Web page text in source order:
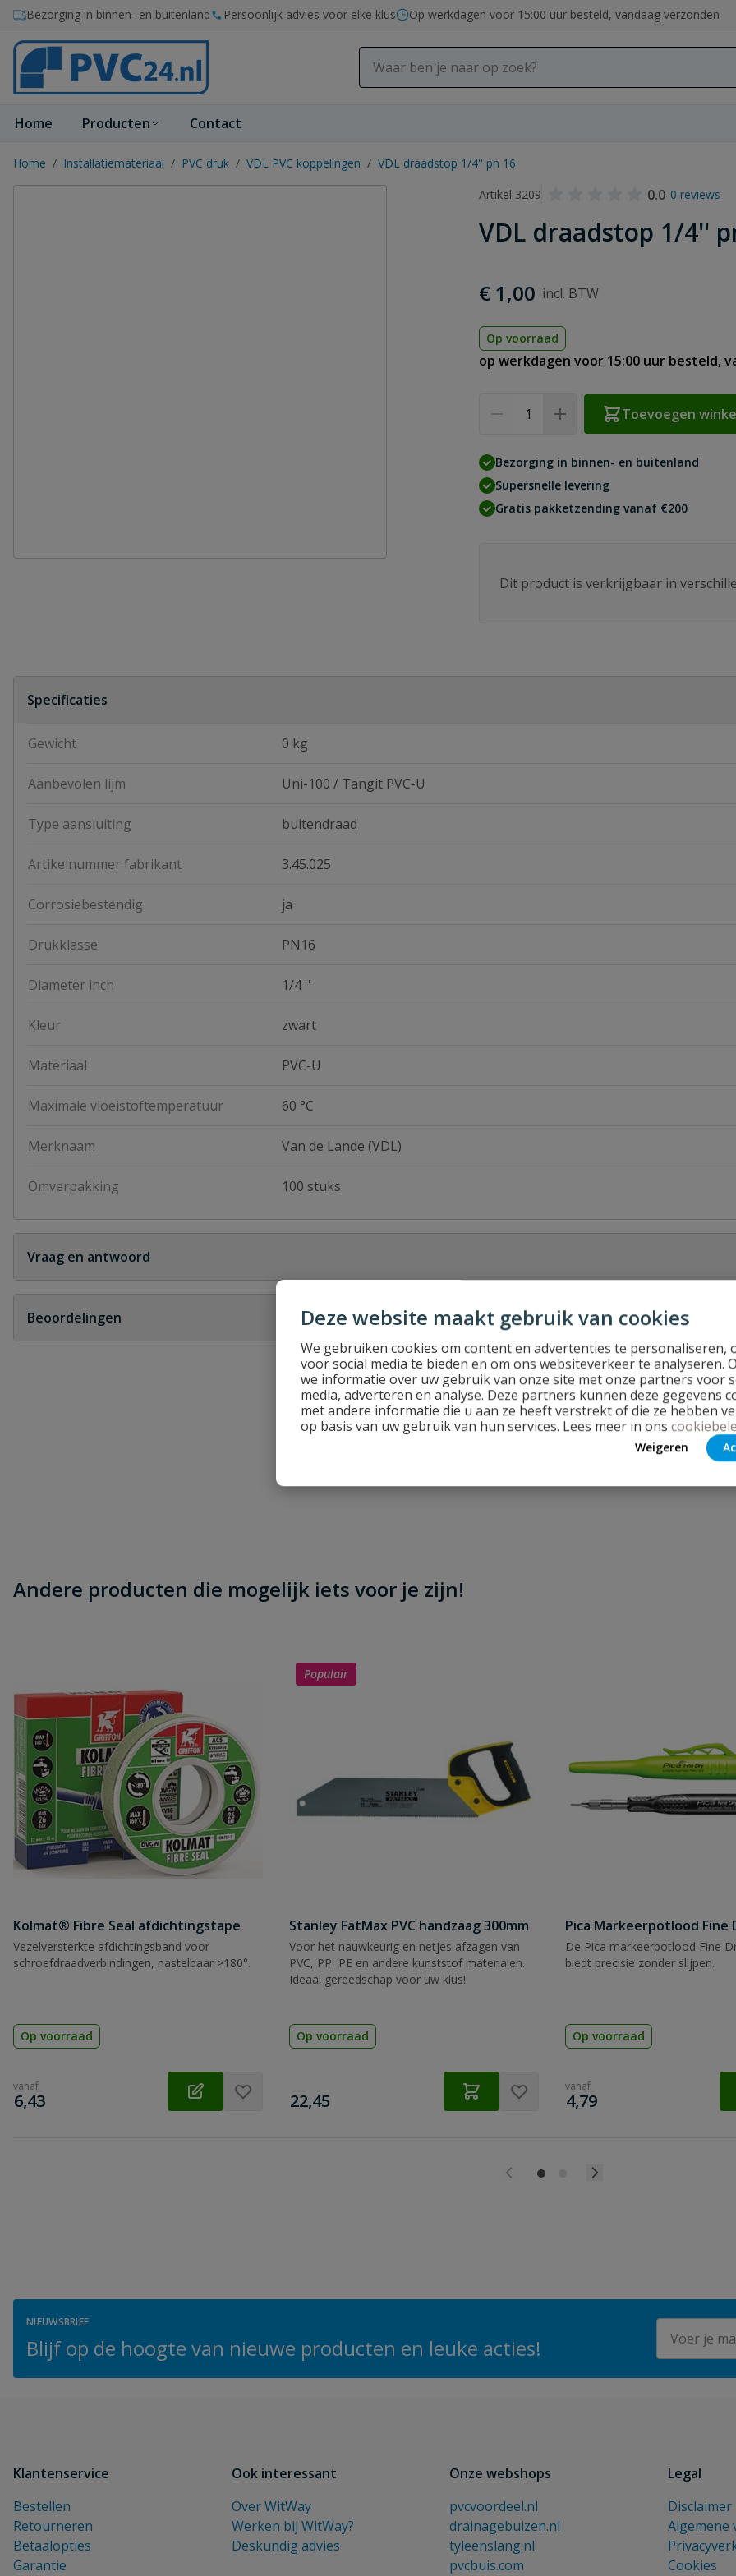
Deze website maakt gebruik van cookies
We gebruiken cookies om content en advertenties te personaliseren,
voor social media te bieden en om ons websiteverkeer te analyseren.
we informatie over uw gebruik van onze site met onze partners voor
media, adverteren en analyse. Deze partners kunnen deze gegevens
met andere informatie die u aan ze heeft verstrekt of die ze hebben
op basis van uw gebruik van hun services. Lees meer in ons
Weigeren
Ga naar de inhoud
Bezorging in binnen- en buitenland Persoonlijk advies voor elke klus Op werkdagen voor 15:00 uur besteld, vandaag verzonden
Home Producten Contact
Home / Installatiemateriaal / PVC druk / VDL PVC koppelingen / VDL draadstop 1/4'' pn 16
Artikel 3209
0.0-0 reviews
VDL draadstop 1/4''
€ 1,00
Op voorraad
op werkdagen voor 15:00 uur besteld,
Toevoegen
Bezorging in binnen- en buitenland
Supersnelle levering
Gratis pakketzending vanaf €200
Dit product is verkrijgbaar in
Specificaties
Gewicht 0 kg
Aanbevolen lijm Uni-100 / Tangit PVC-U
Type aansluiting buitendraad
Artikelnummer fabrikant 3.45.025
Corrosiebestendig ja
Drukklasse PN16
Diameter inch 1/4 ''
Kleur zwart
Materiaal PVC-U
Maximale vloeistoftemperatuur 60 °C
Merknaam Van de Lande (VDL)
Omverpakking 100 stuks
Vraag en antwoord
Geen vragen
Heb je zelf ook een vraag over dit product? Stel jouw
Beoordelingen
Naam
Beoordeling
Beoordeling versturen
Andere producten die mogelijk iets voor je zijn!
Kolmat® Fibre Seal afdichtingstape
Vezelversterkte afdichtingsband voor
schroefdraadverbindingen, nastelbaar >180°.
Op voorraad
vanaf
€
6,43
Populair
Stanley FatMax PVC handzaag 300mm
Voor het nauwkeurig en netjes afzagen van
PVC, PP, PE en andere kunststof materialen.
Ideaal gereedschap voor uw klus!
Op voorraad
€
22,45
Pica Markeerpotlood Fine
De Pica markeerpotlood Fine
biedt precisie zonder slijpen.
Op voorraad
vanaf
€
4,79
NIEUWSBRIEF
Blijf op de hoogte van nieuwe producten en leuke acties!
Klantenservice
Bestellen
Retourneren
Betaalopties
Garantie
Ook interessant
Over WitWay
Werken bij WitWay?
Deskundig advies
Onze webshops
pvcvoordeel.nl
drainagebuizen.nl
tyleenslang.nl
pvcbuis.com
Legal
Disclaimer
Algemene
Cookies